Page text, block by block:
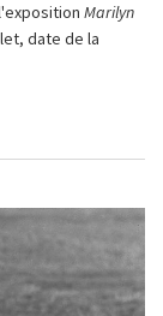
Marilyn
date de la